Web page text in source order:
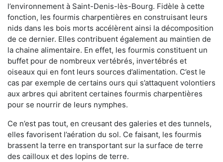
l’environnement à Saint-Denis-lès-Bourg. Fidèle à cette
fonction, les fourmis charpentières en construisant leurs
nids dans les bois morts accélèrent ainsi la décomposition
de ce dernier. Elles contribuent également au maintien de
la chaine alimentaire. En effet, les fourmis constituent un
buffet pour de nombreux vertébrés, invertébrés et
oiseaux qui en font leurs sources d’alimentation. C’est le
cas par exemple de certains ours qui s’attaquent volontiers
aux arbres qui abritent certaines fourmis charpentières
pour se nourrir de leurs nymphes.
Ce n’est pas tout, en creusant des galeries et des tunnels,
elles favorisent l’aération du sol. Ce faisant, les fourmis
brassent la terre en transportant sur la surface de terre
des cailloux et des lopins de terre.